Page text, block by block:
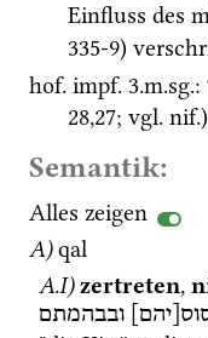
Einfluss des
335-9)
hof. impf. 3.m.sg.:
28,27; vgl. nif.)
Semantik:
Alles zeigen
A)qal
A.I)zertreten,
ובבהמתם